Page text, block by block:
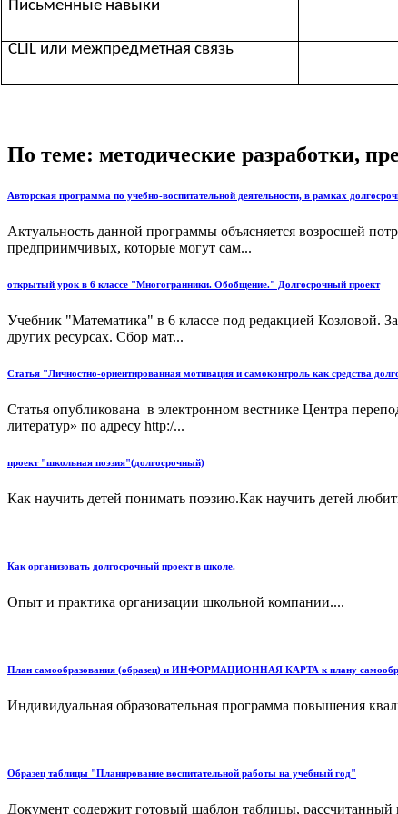
Письменные навыки
CLIL или межпредметная связь
По теме: методические разработки,
Авторская программа по учебно-воспитательной деятельности, в рамках
Актуальность данной программы объясняется возросшей
предприимчивых, которые могут сам...
открытый урок в 6 классе "Многогранники. Обобщение." Долгосрочный проект
Учебник "Математика" в 6 классе под редакцией Козловой.
других ресурсах. Сбор мат...
Статья "Личностно-ориентированная мотивация и самоконтроль как средства
Статья опубликована в электронном вестнике Центра
литератур» по адресу http:/...
проект "школьная поэзия"(долгосрочный)
Как научить детей понимать поэзию.Как научить детей
Как организовать долгосрочный проект в школе.
Опыт и практика организации школьной компании....
План самообразования (образец) и ИНФОРМАЦИОННАЯ КАРТА к плану
Индивидуальная образовательная программа повышения
Образец таблицы "Планирование воспитательной работы на учебный год"
Документ содержит готовый шаблон таблицы, рассчитанный